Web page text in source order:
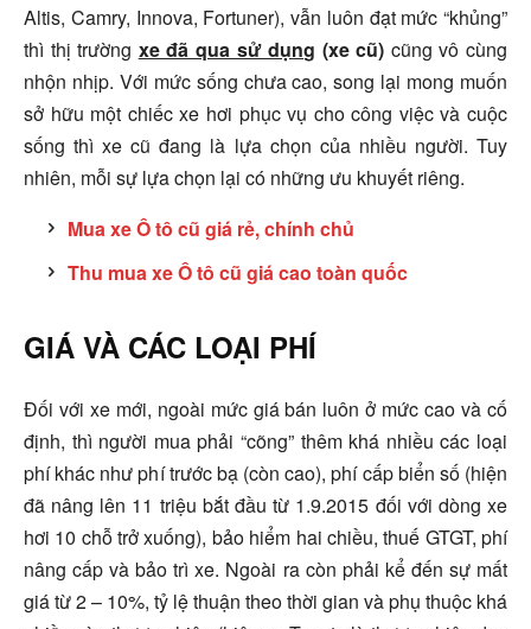
Altis, Camry, Innova, Fortuner), vẫn luôn đạt mức “khủng”
thì thị trường xe đã qua sử dụng (xe cũ) cũng vô cùng
nhộn nhịp. Với mức sống chưa cao, song lại mong muốn
sở hữu một chiếc xe hơi phục vụ cho công việc và cuộc
sống thì xe cũ đang là lựa chọn của nhiều người. Tuy
nhiên, mỗi sự lựa chọn lại có những ưu khuyết riêng.
Mua xe Ô tô cũ giá rẻ, chính chủ
Thu mua xe Ô tô cũ giá cao toàn quốc
GIÁ VÀ CÁC LOẠI PHÍ
Đối với xe mới, ngoài mức giá bán luôn ở mức cao và cố
định, thì người mua phải “cõng” thêm khá nhiều các loại
phí khác như phí trước bạ (còn cao), phí cấp biển số (hiện
đã nâng lên 11 triệu bắt đầu từ 1.9.2015 đối với dòng xe
hơi 10 chỗ trở xuống), bảo hiểm hai chiều, thuế GTGT, phí
nâng cấp và bảo trì xe. Ngoài ra còn phải kể đến sự mất
giá từ 2 – 10%, tỷ lệ thuận theo thời gian và phụ thuộc khá